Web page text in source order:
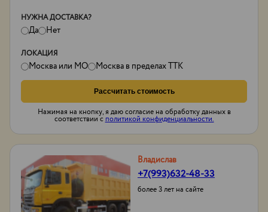
НУЖНА ДОСТАВКА?
Да Нет
ЛОКАЦИЯ
Москва или МО Москва в пределах ТТК
Рассчитать стоимость
Нажимая на кнопку, я даю согласие на обработку данных в
соответствии с политикой конфиденциальности.
Владислав
+7(993)632-48-33
более 3 лет на сайте